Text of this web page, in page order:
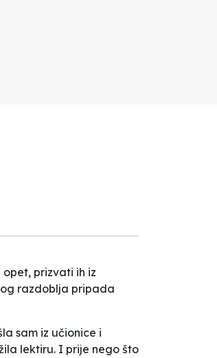
prizvati ih iz
razdoblja pripada
sam iz učionice i
lektiru. I prije nego što